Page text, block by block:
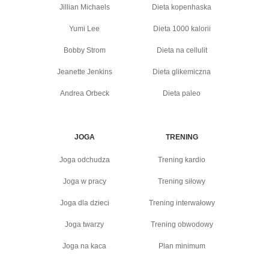
Jillian Michaels
Yumi Lee
Bobby Strom
Jeanette Jenkins
Andrea Orbeck
Dieta kopenhaska
Dieta 1000 kalorii
Dieta na cellulit
Dieta glikemiczna
Dieta paleo
JOGA
Joga odchudza
Joga w pracy
Joga dla dzieci
Joga twarzy
Joga na kaca
TRENING
Trening kardio
Trening siłowy
Trening interwałowy
Trening obwodowy
Plan minimum